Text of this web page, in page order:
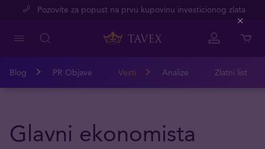
Pozovite za popust na prvu kupovinu investicionog zlata
Blog PR Objave Vesti Analize Zlatni list
Glavni ekonomista
Close